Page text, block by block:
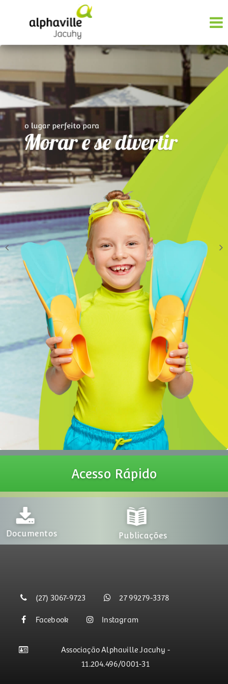
Acesso Rápido
(27) 3067-9723 27 99279-3378
Facebook Instagram
Associação Alphaville Jacuhy -
11.204.496/0001-31